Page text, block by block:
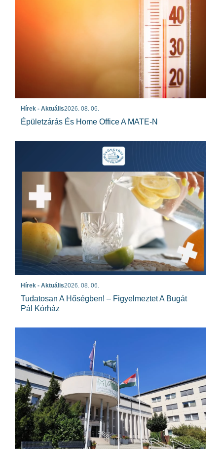
Hírek - Aktuális2026. 08. 06.
Épületzárás És Home Office A MATE-N
Hírek - Aktuális2026. 08. 06.
Tudatosan A Hőségben! – Figyelmeztet A Bugát
Pál Kórház